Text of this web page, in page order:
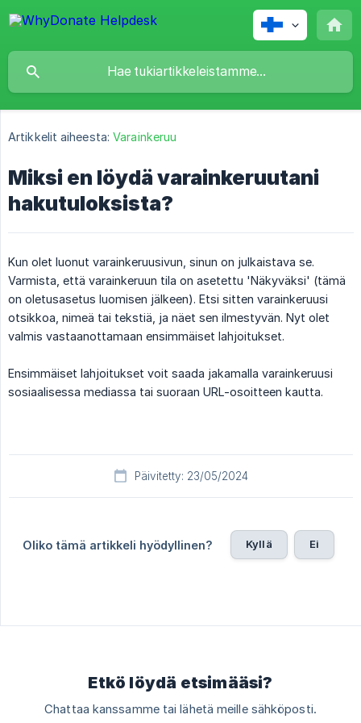
Artikkelit aiheesta: Varainkeruu
Miksi en löydä varainkeruutani
hakutuloksista?
Kun olet luonut varainkeruusivun, sinun on julkaistava se.
Varmista, että varainkeruun tila on asetettu 'Näkyväksi' (tämä
on oletusasetus luomisen jälkeen). Etsi sitten varainkeruusi
otsikkoa, nimeä tai tekstiä, ja näet sen ilmestyvän. Nyt olet
valmis vastaanottamaan ensimmäiset lahjoitukset.
Ensimmäiset lahjoitukset voit saada jakamalla varainkeruusi
sosiaalisessa mediassa tai suoraan URL-osoitteen kautta.
Päivitetty: 23/05/2024
Oliko tämä artikkeli hyödyllinen? Kyllä Ei
Etkö löydä etsimääsi?
Chattaa kanssamme tai lähetä meille sähköposti.